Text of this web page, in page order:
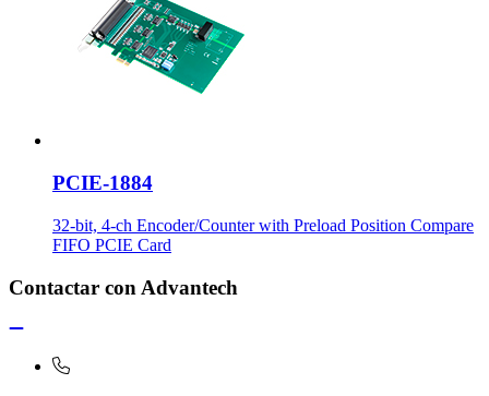
PCIE-1884
32-bit, 4-ch Encoder/Counter with Preload Position Compare
FIFO PCIE Card
Contactar con Advantech